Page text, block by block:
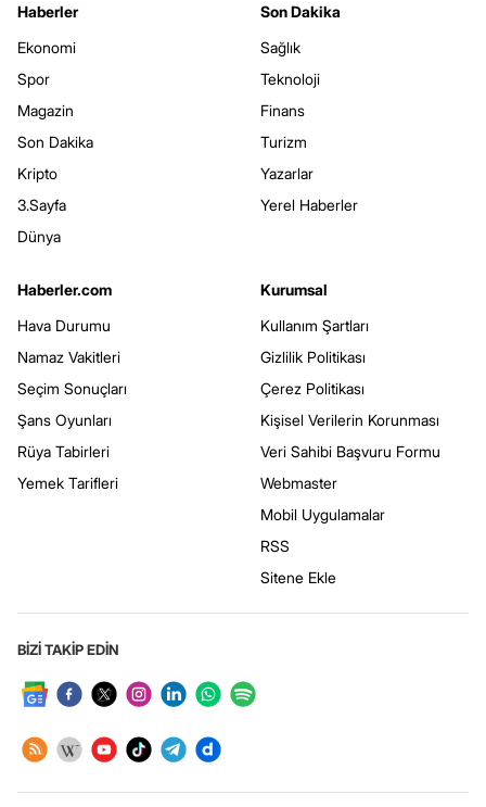
Haberler
Ekonomi
Spor
Magazin
Son Dakika
Kripto
3.Sayfa
Dünya
Son Dakika
Sağlık
Teknoloji
Finans
Turizm
Yazarlar
Yerel Haberler
Haberler.com
Hava Durumu
Namaz Vakitleri
Seçim Sonuçları
Şans Oyunları
Rüya Tabirleri
Yemek Tarifleri
Kurumsal
Kullanım Şartları
Gizlilik Politikası
Çerez Politikası
Kişisel Verilerin Korunması
Veri Sahibi Başvuru Formu
Webmaster
Mobil Uygulamalar
RSS
Sitene Ekle
BİZİ TAKİP EDİN